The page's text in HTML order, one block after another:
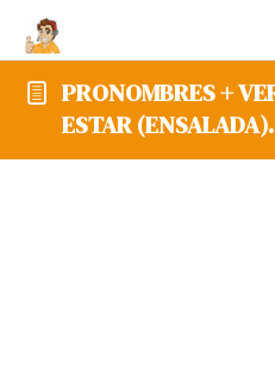
PRONOMBRES +
ESTAR